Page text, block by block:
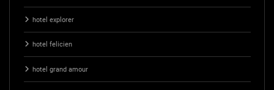
hotel explorer
hotel felicien
hotel grand amour